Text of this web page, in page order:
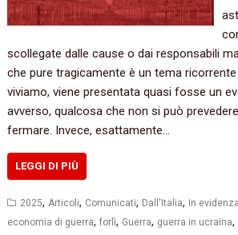
scollegate dalle cause o dai responsabili
che pure tragicamente è un tema
viviamo, viene presentata quasi fosse un
avverso, qualcosa che non si può
fermare. Invece, esattamente…
LEGGI DI PIÙ
2025,Articoli, Comunicati, Dall'Italia, In
economia di guerra,forlì, Guerra, guerra in ucraina,